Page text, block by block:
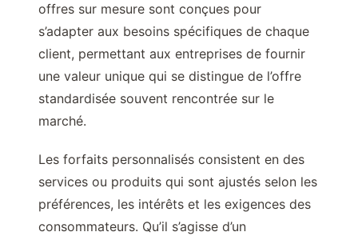
offres sur mesure sont conçues pour
s’adapter aux besoins spécifiques de chaque
client, permettant aux entreprises de fournir
une valeur unique qui se distingue de l’offre
standardisée souvent rencontrée sur le
marché.
Les forfaits personnalisés consistent en des
services ou produits qui sont ajustés selon les
préférences, les intérêts et les exigences des
consommateurs. Qu’il s’agisse d’un